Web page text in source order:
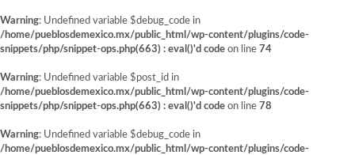
Warning: Undefined variable $debug_code in
/home/pueblosdemexico.mx/public_html/wp-content/plugins/code-
snippets/php/snippet-ops.php(663) : eval()'d code on line 74
Warning: Undefined variable $post_id in
/home/pueblosdemexico.mx/public_html/wp-content/plugins/code-
snippets/php/snippet-ops.php(663) : eval()'d code on line 78
Warning: Undefined variable $debug_code in
/home/pueblosdemexico.mx/public_html/wp-content/plugins/code-